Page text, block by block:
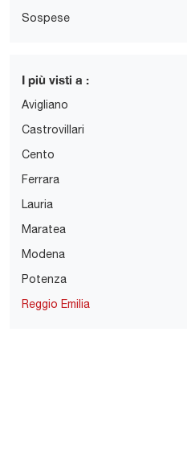
Sospese
I più visti a :
Avigliano
Castrovillari
Cento
Ferrara
Lauria
Maratea
Modena
Potenza
Reggio Emilia